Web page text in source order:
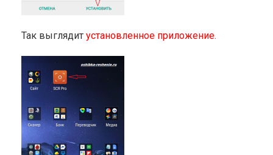
Так выглядит установленное приложение.